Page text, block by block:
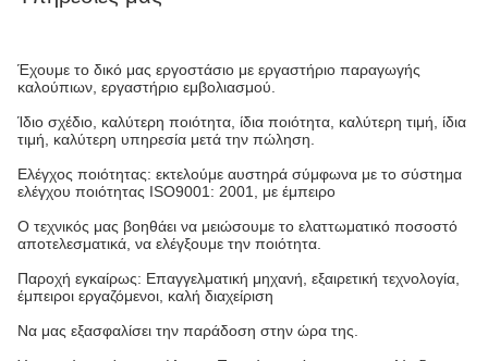
Έχουμε το δικό μας εργοστάσιο με εργαστήριο παραγωγής
καλούπιων, εργαστήριο εμβολιασμού.
Ίδιο σχέδιο, καλύτερη ποιότητα, ίδια ποιότητα, καλύτερη τιμή, ίδια
τιμή, καλύτερη υπηρεσία μετά την πώληση.
Ελέγχος ποιότητας: εκτελούμε αυστηρά σύμφωνα με το σύστημα
ελέγχου ποιότητας ISO9001: 2001, με έμπειρο
Ο τεχνικός μας βοηθάει να μειώσουμε το ελαττωματικό ποσοστό
αποτελεσματικά, να ελέγξουμε την ποιότητα.
Παροχή εγκαίρως: Επαγγελματική μηχανή, εξαιρετική τεχνολογία,
έμπειροι εργαζόμενοι, καλή διαχείριση
Να μας εξασφαλίσει την παράδοση στην ώρα της.